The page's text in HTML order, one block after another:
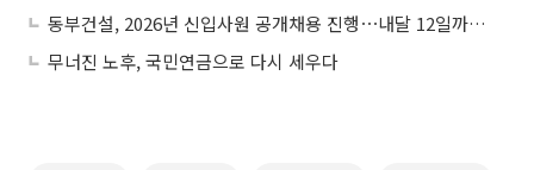
동부건설, 2026년 신입사원 공개채용 진행⋯내달 12일까지 서류 접수
무너진 노후, 국민연금으로 다시 세우다